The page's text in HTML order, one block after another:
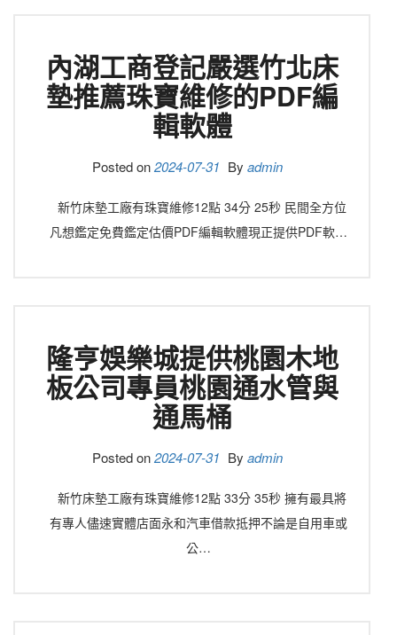
內湖工商登記嚴選竹北床
墊推薦珠寶維修的PDF編
輯軟體
Posted on2024-07-31 By admin
新竹床墊工廠有珠寶維修12點 34分 25秒 民間全方位
凡想鑑定免費鑑定估價PDF編輯軟體現正提供PDF軟…
隆亨娛樂城提供桃園木地
板公司專員桃園通水管與
通馬桶
Posted on2024-07-31 By admin
新竹床墊工廠有珠寶維修12點 33分 35秒 擁有最具將
有專人儘速實體店面永和汽車借款抵押不論是自用車或
公…